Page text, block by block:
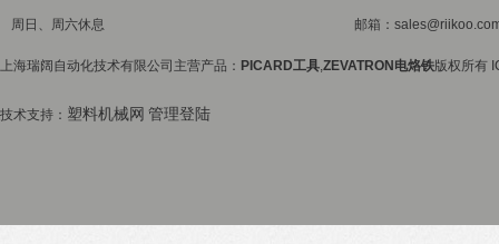
周日、周六休息 邮箱：
上海瑞阔自动化技术有限公司主营产品： PICARD工具,ZEVATRON电烙铁版权所有
技术支持： 塑料机械网 管理登陆